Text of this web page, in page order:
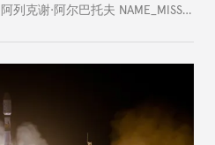
阿列克谢·阿尔巴托夫 NAME_MISSING